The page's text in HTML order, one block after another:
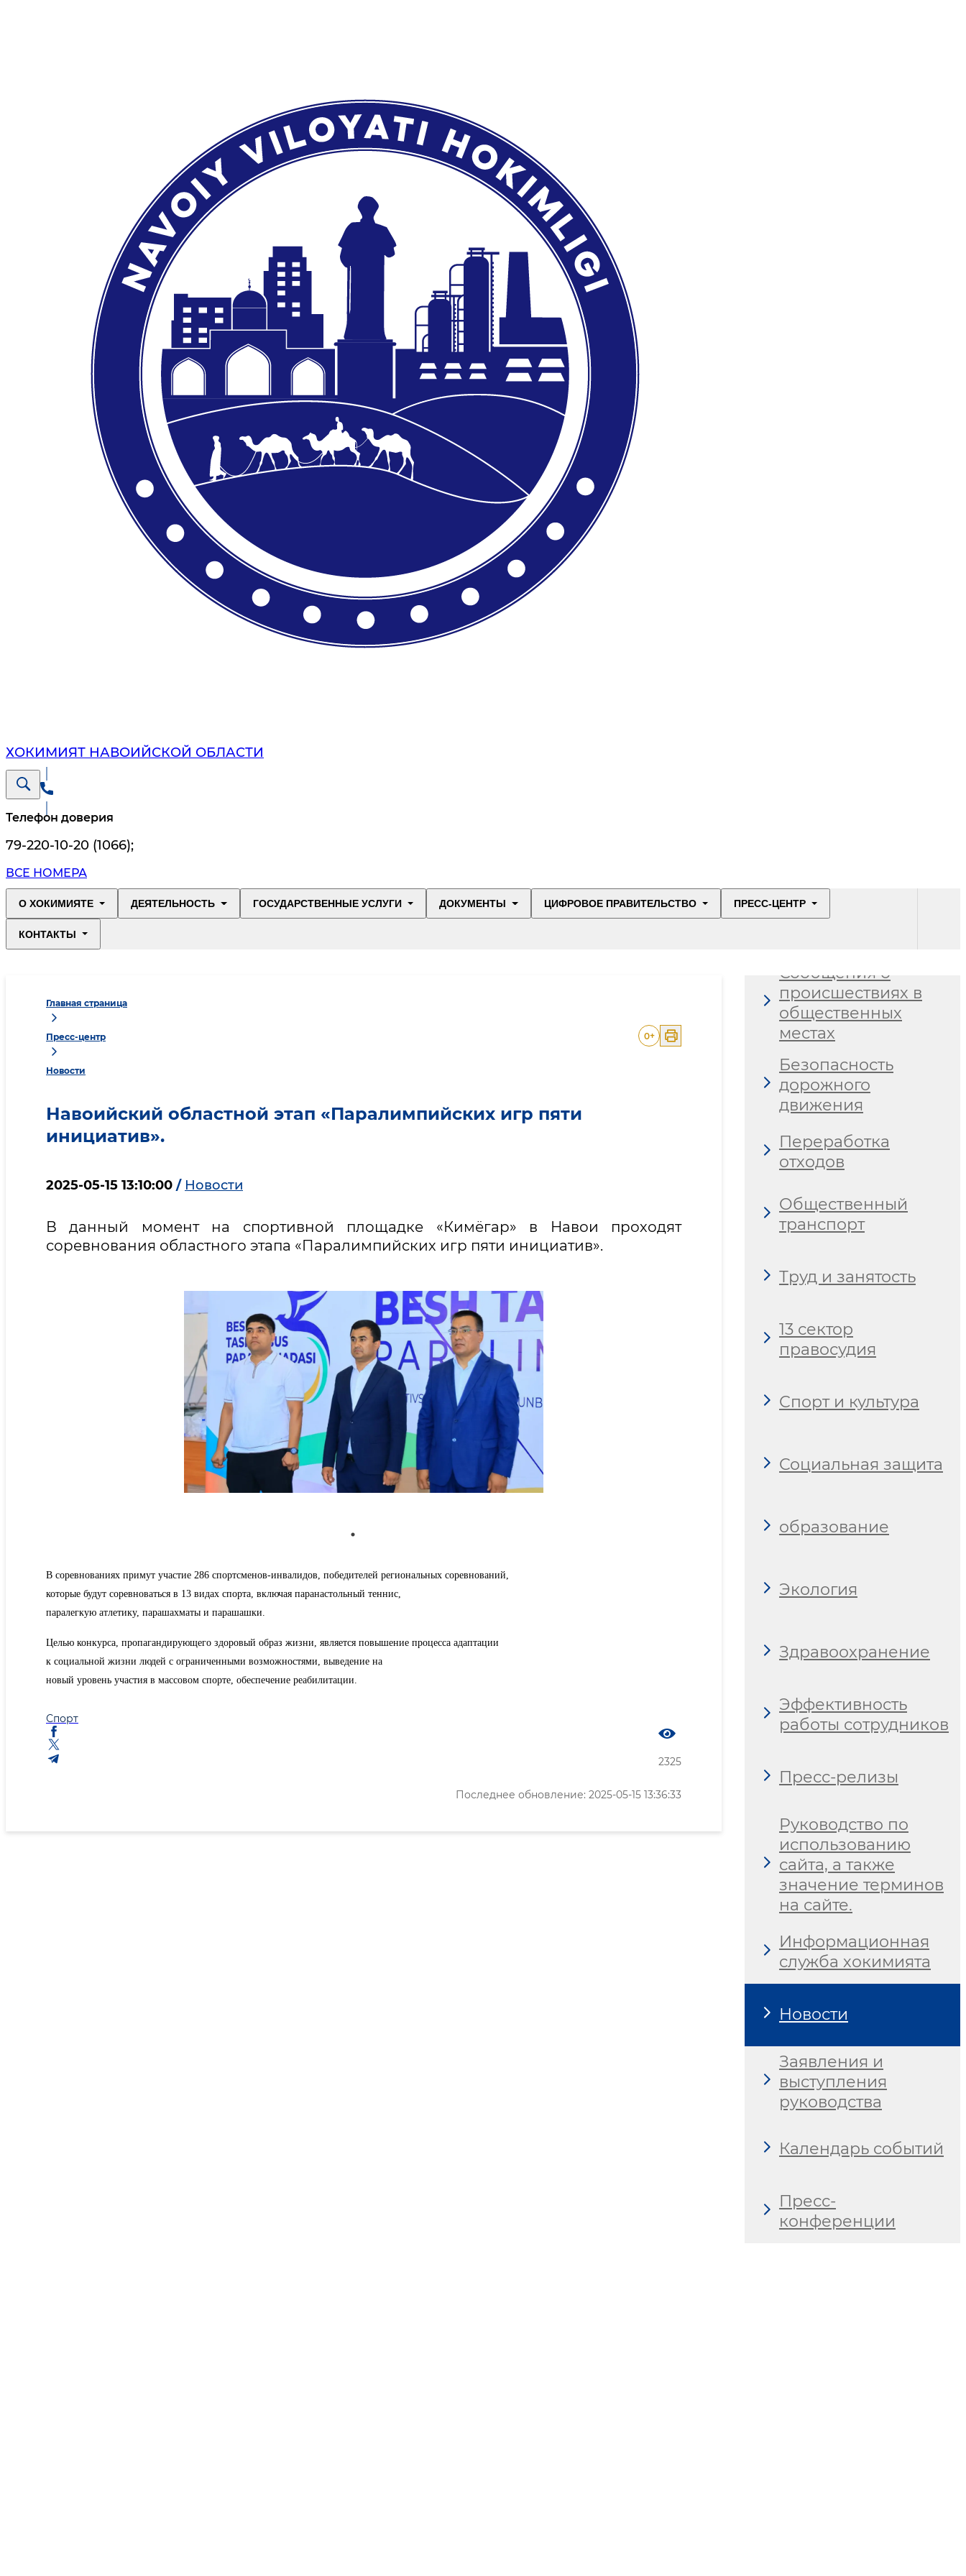
ХОКИМИЯТ НАВОИЙСКОЙ ОБЛАСТИ
Телефон доверия
79-220-10-20 (1066);
ВСЕ НОМЕРА
О ХОКИМИЯТЕ ДЕЯТЕЛЬНОСТЬ ГОСУДАРСТВЕННЫЕ УСЛУГИ ДОКУМЕНТЫ ЦИФРОВОЕ ПРАВИТЕЛЬСТВО ПРЕСС-ЦЕНТР
КОНТАКТЫ
Главная страница
Пресс-центр
Новости
0+
Навоийский областной этап «Паралимпийских игр пяти
инициатив».
2025-05-15 13:10:00 / Новости
В данный момент на спортивной площадке «Кимёгар» в Навои проходят
соревнования областного этапа «Паралимпийских игр пяти инициатив».
В соревнованиях примут участие 286 спортсменов-инвалидов, победителей региональных соревнований,
которые будут соревноваться в 13 видах спорта, включая паранастольный теннис,
паралегкую атлетику, парашахматы и парашашки.
Целью конкурса, пропагандирующего здоровый образ жизни, является повышение процесса адаптации
к социальной жизни людей с ограниченными возможностями, выведение на
новый уровень участия в массовом спорте, обеспечение реабилитации.
Спорт
2325
Последнее обновление: 2025-05-15 13:36:33
Статистические
данные по
Сообщения о
происшествиях в
общественных
местах
Безопасность
дорожного
движения
Переработка
отходов
Общественный
транспорт
Труд и занятость
13 сектор
правосудия
Спорт и культура
Социальная защита
образование
Экология
Здравоохранение
Эффективность
работы сотрудников
Пресс-релизы
Руководство по
использованию
сайта, а также
значение терминов
на сайте.
Информационная
служба хокимията
Новости
Заявления и
выступления
руководства
Календарь событий
Пресс-
конференции